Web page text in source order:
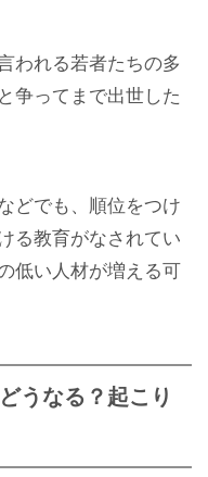
われる若者たちの多
争ってまで出世した
どでも、順位をつけ
る教育がなされてい
低い人材が増える可
うなる？起こり